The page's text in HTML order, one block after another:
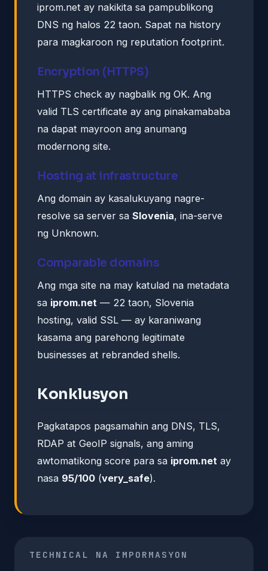
iprom.net ay nakikita sa pampublikong
DNS ng halos 22 taon. Sapat na history
para magkaroon ng reputation footprint.
Encryption (HTTPS)
HTTPS check ay nagbalik ng OK. Ang
valid TLS certificate ay ang pinakamababa
na dapat mayroon ang anumang
modernong site.
Hosting at infrastructure
Ang domain ay kasalukuyang nagre-
resolve sa server sa Slovenia, ina-serve
ng Unknown.
Comparable domains
Ang mga site na may katulad na metadata
sa iprom.net — 22 taon, Slovenia
hosting, valid SSL — ay karaniwang
kasama ang parehong legitimate
businesses at rebranded shells.
Konklusyon
Pagkatapos pagsamahin ang DNS, TLS,
RDAP at GeoIP signals, ang aming
awtomatikong score para sa iprom.net ay
nasa 95/100 (very_safe).
TECHNICAL NA IMPORMASYON